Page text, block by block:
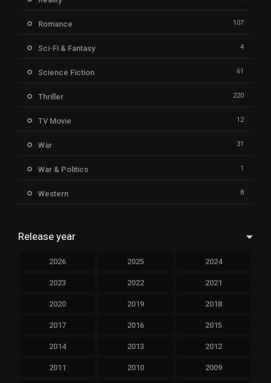
Romance 107
Sci-Fi & Fantasy 4
Science Fiction 61
Thriller 220
TV Movie 12
War 31
War & Politics 1
Western 8
Release year
2026 2025 2024
2023 2022 2021
2020 2019 2018
2017 2016 2015
2014 2013 2012
2011 2010 2009